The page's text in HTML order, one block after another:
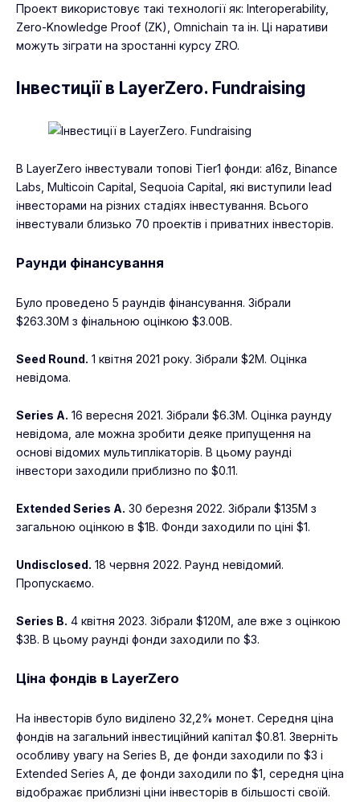
Проект використовує такі технології як: Interoperability,
Zero-Knowledge Proof (ZK), Omnichain та ін. Ці наративи
можуть зіграти на зростанні курсу ZRO.
Інвестиції в LayerZero. Fundraising
В LayerZero інвестували топові Tier1 фонди: a16z, Binance
Labs, Multicoin Capital, Sequoia Capital, які виступили lead
інвесторами на різних стадіях інвестування. Всього
інвестували близько 70 проектів і приватних інвесторів.
Раунди фінансування
Було проведено 5 раундів фінансування. Зібрали
$263.30M з фінальною оцінкою $3.00B.
Seed Round. 1 квітня 2021 року. Зібрали $2M. Оцінка
невідома.
Series A. 16 вересня 2021. Зібрали $6.3M. Оцінка раунду
невідома, але можна зробити деяке припущення на
основі відомих мультиплікаторів. В цьому раунді
інвестори заходили приблизно по $0.11.
Extended Series A. 30 березня 2022. Зібрали $135M з
загальною оцінкою в $1B. Фонди заходили по ціні $1.
Undisclosed. 18 червня 2022. Раунд невідомий.
Пропускаємо.
Series B. 4 квітня 2023. Зібрали $120M, але вже з оцінкою
$3B. В цьому раунді фонди заходили по $3.
Ціна фондів в LayerZero
На інвесторів було виділено 32,2% монет. Середня ціна
фондів на загальний інвестиційний капітал $0.81. Зверніть
особливу увагу на Series B, де фонди заходили по $3 і
Extended Series A, де фонди заходили по $1, середня ціна
відображає приблизні ціни інвесторів в більшості своїй.